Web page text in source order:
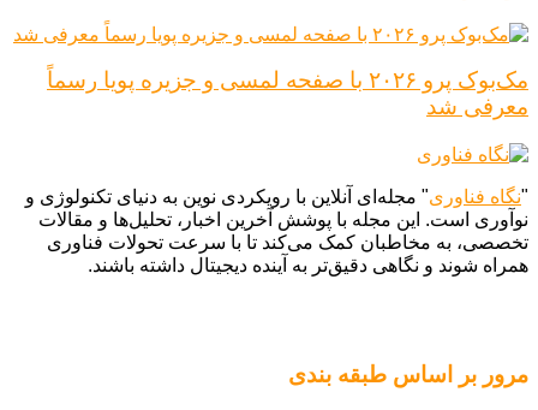
مک‌بوک پرو ۲۰۲۶ با صفحه لمسی و جزیره پویا رسماً
معرفی شد
"نگاه فناوری" مجله‌ای آنلاین با رویکردی نوین به دنیای تکنولوژی و
نوآوری است. این مجله با پوشش آخرین اخبار، تحلیل‌ها و مقالات
تخصصی، به مخاطبان کمک می‌کند تا با سرعت تحولات فناوری
همراه شوند و نگاهی دقیق‌تر به آینده دیجیتال داشته باشند.
مرور بر اساس طبقه بندی